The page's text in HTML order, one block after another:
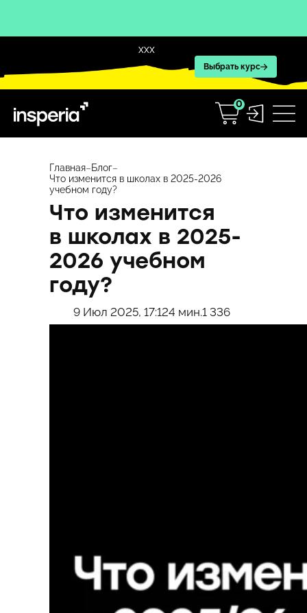
содержимому
XXX
Выбрать курс
0
Главная–Блог–
Что изменится в школах в 2025-2026
учебном году?
Что изменится
в школах в 2025-
2026 учебном
году?
9 Июл 2025, 17:124 мин.1 336